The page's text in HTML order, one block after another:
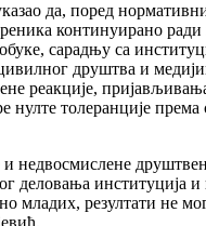
да, поред
континуирано ради
сарадњу са
друштва и
реакције,
нулте толеранције
и недвосмислене
деловања институција
младих, резултати не